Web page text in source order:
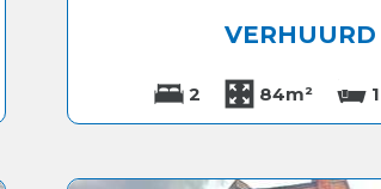
VERHUURD
2 84m² 1